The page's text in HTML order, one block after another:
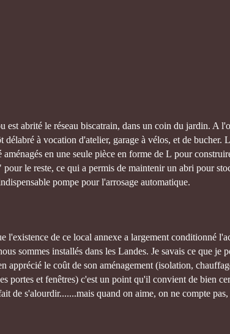
est abrité le réseau biscatrain, dans un coin du jardin. A
délabré à vocation d'atelier, garage à vélos, et de bucher.
aménagés en une seule pièce en forme de L pour
pour le reste, ce qui a permis de maintenir un abri pour
pompe pour l'arrosage automatique.
l'existence de ce local annexe a largement conditionné
sommes installés dans les Landes. Je savais ce que je
apprécié le coût de son aménagement (isolation,
portes et fenêtres) c'est un point qu'il convient de bien
de s'alourdir.......mais quand on aime, on ne compte